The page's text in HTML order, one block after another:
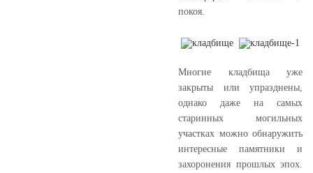
покоя.
Многие кладбища уже
закрыты или упразднены,
однако даже на самых
старинных могильных
участках можно обнаружить
интересные памятники и
захоронения прошлых эпох.